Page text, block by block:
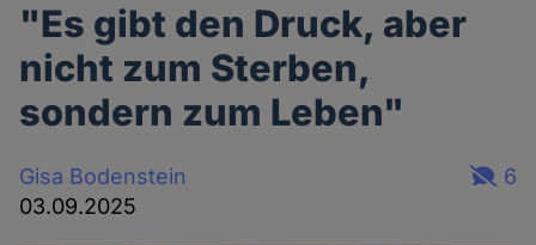
"Es gibt den Druck, aber
nicht zum Sterben,
sondern zum Leben"
Gisa Bodenstein
03.09.2025
6